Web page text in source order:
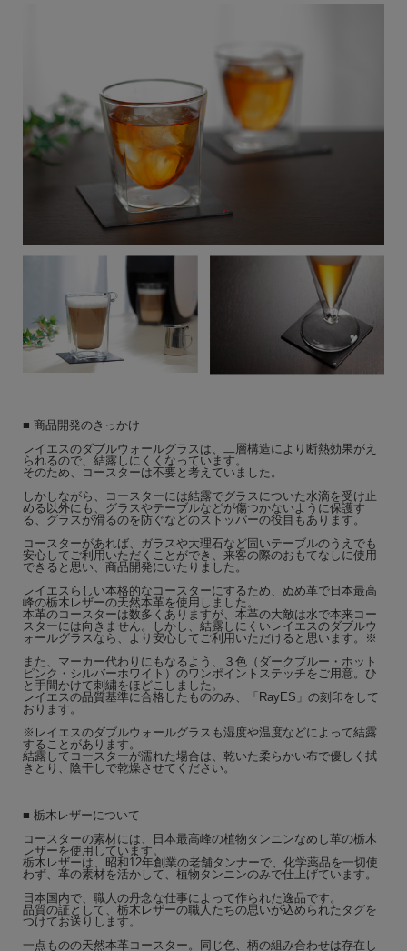
■ 商品開発のきっかけ
レイエスのダブルウォールグラスは、二層構造により断熱効果がえ
られるので、結露しにくくなっています。
そのため、コースターは不要と考えていました。
しかしながら、コースターには結露でグラスについた水滴を受け止
める以外にも、グラスやテーブルなどが傷つかないように保護す
る、グラスが滑るのを防ぐなどのストッパーの役目もあります。
コースターがあれば、ガラスや大理石など固いテーブルのうえでも
安心してご利用いただくことができ、来客の際のおもてなしに使用
できると思い、商品開発にいたりました。
レイエスらしい本格的なコースターにするため、ぬめ革で日本最高
峰の栃木レザーの天然本革を使用しました。
本革のコースターは数多くありますが、本革の大敵は水で本来コー
スターには向きません。しかし、結露しにくいレイエスのダブルウ
ォールグラスなら、より安心してご利用いただけると思います。※
また、マーカー代わりにもなるよう、３色（ダークブルー・ホット
ピンク・シルバーホワイト）のワンポイントステッチをご用意。ひ
と手間かけて刺繍をほどこしました。
レイエスの品質基準に合格したもののみ、「RayES」の刻印をして
おります。
※レイエスのダブルウォールグラスも湿度や温度などによって結露
することがあります。
結露してコースターが濡れた場合は、乾いた柔らかい布で優しく拭
きとり、陰干しで乾燥させてください。
■ 栃木レザーについて
コースターの素材には、日本最高峰の植物タンニンなめし革の栃木
レザーを使用しています。
栃木レザーは、昭和12年創業の老舗タンナーで、化学薬品を一切使
わず、革の素材を活かして、植物タンニンのみで仕上げています。
日本国内で、職人の丹念な仕事によって作られた逸品です。
品質の証として、栃木レザーの職人たちの思いが込められたタグを
つけてお送りします。
一点ものの天然本革コースター。同じ色、柄の組み合わせは存在し